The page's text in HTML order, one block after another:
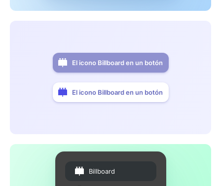
El icono Billboard en un botón
El icono Billboard en un botón
Billboard